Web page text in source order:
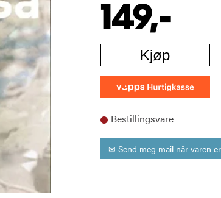
149,-
Kjøp
Bestillingsvare
✉ Send meg mail når varen